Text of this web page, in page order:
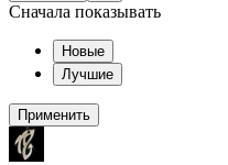
Сначала показывать
Новые
Лучшие
Применить